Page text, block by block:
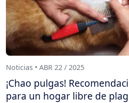
Noticias • ABR 22 / 2025
¡Chao pulgas!
para un hogar libre de